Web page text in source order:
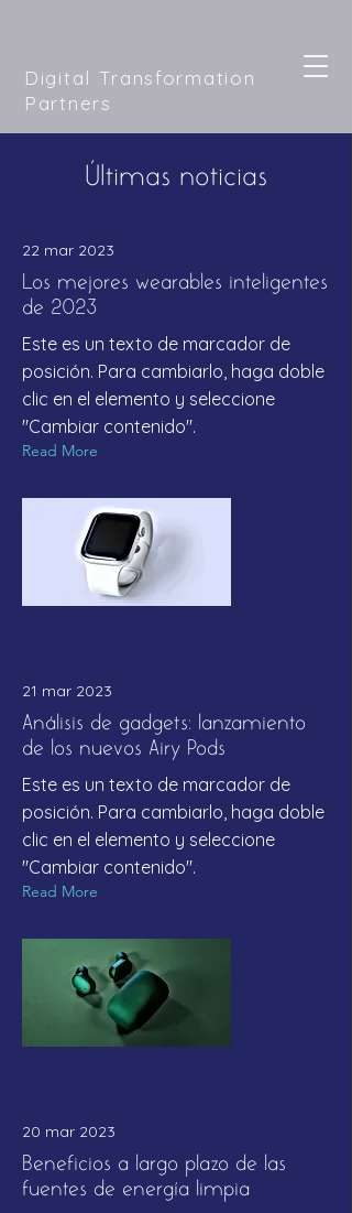
Digital Transformation
Partners
Últimas noticias
22 mar 2023
Los mejores wearables inteligentes
de 2023
Este es un texto de marcador de
posición. Para cambiarlo, haga doble
clic en el elemento y seleccione
"Cambiar contenido".
Read More
21 mar 2023
Análisis de gadgets: lanzamiento
de los nuevos Airy Pods
Este es un texto de marcador de
posición. Para cambiarlo, haga doble
clic en el elemento y seleccione
"Cambiar contenido".
Read More
20 mar 2023
Beneficios a largo plazo de las
fuentes de energía limpia